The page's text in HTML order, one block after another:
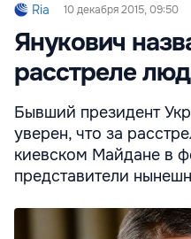
Ria 10 декабря 2015, 09:50
Янукович
расстреле
Бывший президент
уверен, что за
киевском Майдане в
представители